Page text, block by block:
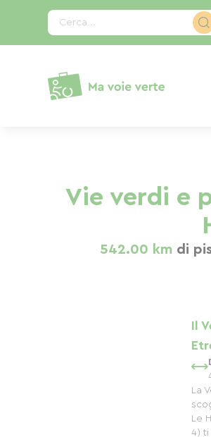
Cerca...
Vie verdi e
542.00 kmdi
Il
La
Le
4) ti
Pannello di gestione dei cookies